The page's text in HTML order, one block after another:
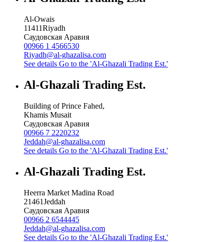
Al-Owais
11411Riyadh
Саудовская Аравия
00966 1 4566530
Riyadh@al-ghazalisa.com
See details Go to the 'Al-Ghazali Trading Est.'
Al-Ghazali Trading Est.
Building of Prince Fahed,
Khamis Musait
Саудовская Аравия
00966 7 2220232
Jeddah@al-ghazalisa.com
See details Go to the 'Al-Ghazali Trading Est.'
Al-Ghazali Trading Est.
Heerra Market Madina Road
21461Jeddah
Саудовская Аравия
00966 2 6544445
Jeddah@al-ghazalisa.com
See details Go to the 'Al-Ghazali Trading Est.'